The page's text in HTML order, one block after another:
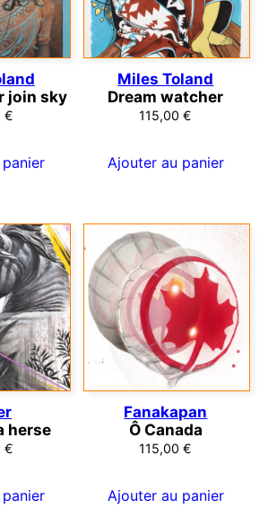
join sky
€
Miles Toland
Dream watcher
115,00€
Ajouter au panier
herse
€
Fanakapan
Ô Canada
115,00€
Ajouter au panier